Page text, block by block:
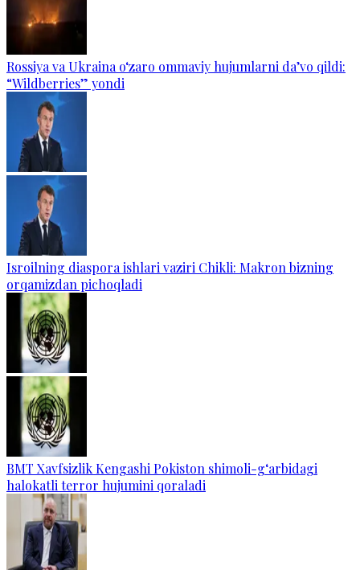
Rossiya va Ukraina o‘zaro ommaviy hujumlarni da’vo qildi:
“Wildberries” yondi
Isroilning diaspora ishlari vaziri Chikli: Makron bizning
orqamizdan pichoqladi
BMT Xavfsizlik Kengashi Pokiston shimoli-g‘arbidagi
halokatli terror hujumini qoraladi